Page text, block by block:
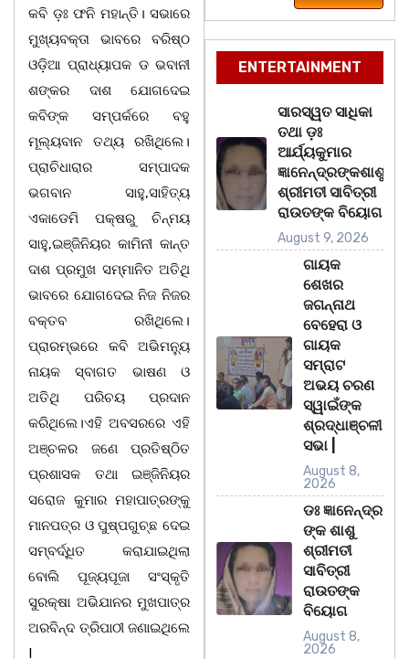
କବି ଡ଼ଃ ଫନି ମହାନ୍ତି। ସଭାରେ
ମୁଖ୍ୟବକ୍ତା ଭାବରେ ବରିଷ୍ଠ
ଓଡ଼ିଆ ପ୍ରାଧ୍ୟାପକ ଡ ଭବାନୀ
ଶଙ୍କର ଦାଶ ଯୋଗଦେଇ
କବିଙ୍କ ସମ୍ପର୍କରେ ବହୁ
ମୂଲ୍ୟବାନ ତଥ୍ୟ ରଖିଥିଲେ।
ପ୍ରାଚିଧାରାର ସମ୍ପାଦକ
ଭଗବାନ ସାହୁ,ସାହିତ୍ୟ
ଏକାଡେମି ପକ୍ଷରୁ ଚିନ୍ମୟ
ସାହୁ,ଇଞ୍ଜିନିୟର କାମିନୀ କାନ୍ତ
ଦାଶ ପ୍ରମୁଖ ସମ୍ମାନିତ ଅତିଥି
ଭାବରେ ଯୋଗଦେଇ ନିଜ ନିଜର
ବକ୍ତବ ରଖିଥିଲେ।
ପ୍ରାରମ୍ଭରେ କବି ଅଭିମନ୍ୟୁ
ନାୟକ ସ୍ବାଗତ ଭାଷଣ ଓ
ଅତିଥି ପରିଚୟ ପ୍ରଦାନ
କରିଥିଲେ।ଏହି ଅବସରରେ ଏହି
ଅଞ୍ଚଳର ଜଣେ ପ୍ରତିଷ୍ଠିତ
ପ୍ରଶାସକ ତଥା ଇଞ୍ଜିନିୟର
ସରୋଜ କୁମାର ମହାପାତ୍ରଙ୍କୁ
ମାନପତ୍ର ଓ ପୁଷ୍ପଗୁଚ୍ଛ ଦେଇ
ସମ୍ବର୍ଦ୍ଧିତ କରାଯାଇଥିଲା
ବୋଲି ପୂଜ୍ୟପୂଜା ସଂସ୍କୃତି
ସୁରକ୍ଷା ଅଭିଯାନର ମୁଖପାତ୍ର
ଅରବିନ୍ଦ ତ୍ରିପାଠୀ ଜଣାଇଥିଲେ
ENTERTAINMENT
ସାରସ୍ୱତ ସାଧିକା
ତଥା ଡ଼ଃ
ଆର୍ଯ୍ୟକୁମାର
ଜ୍ଞାନେନ୍ଦ୍ରଙ୍କଶାଶୁ
ଶ୍ରୀମତୀ ସାବିତ୍ରୀ
ରାଉତଙ୍କ ବିୟୋଗ
August 9, 2026
ଗାୟକ
ଶେଖର
ଜଗନ୍ନାଥ
ବେହେରା ଓ
ଗାୟକ
ସମ୍ରାଟ
ଅଭୟ ଚରଣ
ସ୍ୱାଇଁଙ୍କ
ଶ୍ରଦ୍ଧାଞ୍ଚଳୀ
ସଭା |
August 8,
2026
ଡଃ ଜ୍ଞାନେନ୍ଦ୍ର
ଙ୍କ ଶାଶୁ
ଶ୍ରୀମତୀ
ସାବିତ୍ରୀ
ରାଉତଙ୍କ
ବିୟୋଗ
August 8,
2026